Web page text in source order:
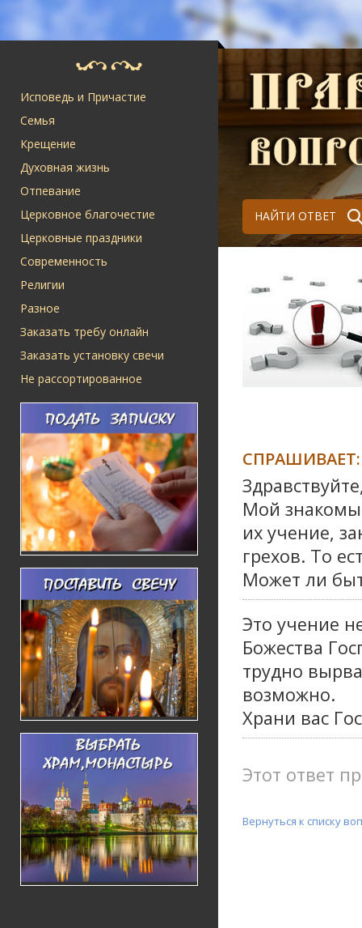
Исповедь и Причастие
Семья
Крещение
Духовная жизнь
Отпевание
Церковное благочестие
Церковные праздники
Современность
Религии
Разное
Заказать требу онлайн
Заказать установку свечи
Не рассортированное
НАЙТИ ОТВЕТ
СПРАШИВАЕТ:
Мой
их учение,
грехов. То
Может ли
Это учение
Божества
трудно
возможно.
Храни вас
Этот ответ
Вернуться к списку